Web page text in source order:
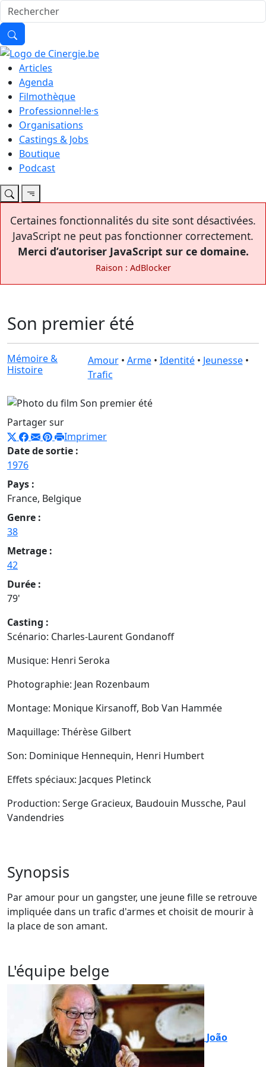
Articles
Agenda
Filmothèque
Professionnel·le·s
Organisations
Castings & Jobs
Boutique
Podcast
Certaines fonctionnalités du site sont désactivées.
JavaScript ne peut pas fonctionner correctement.
Merci d’autoriser JavaScript sur ce domaine.
Raison : AdBlocker
Son premier été
Mémoire &
Histoire
Amour• Arme• Identité• Jeunesse•
Trafic
Partager sur
Imprimer
Date de sortie :
1976
Pays :
France, Belgique
Genre :
38
Metrage :
42
Durée :
79'
Casting :
Scénario: Charles-Laurent Gondanoff
Musique: Henri Seroka
Photographie: Jean Rozenbaum
Montage: Monique Kirsanoff, Bob Van Hammée
Maquillage: Thérèse Gilbert
Son: Dominique Hennequin, Henri Humbert
Effets spéciaux: Jacques Pletinck
Production: Serge Gracieux, Baudouin Mussche, Paul
Vandendries
Synopsis
Par amour pour un gangster, une jeune fille se retrouve
impliquée dans un trafic d'armes et choisit de mourir à
la place de son amant.
L'équipe belge
João